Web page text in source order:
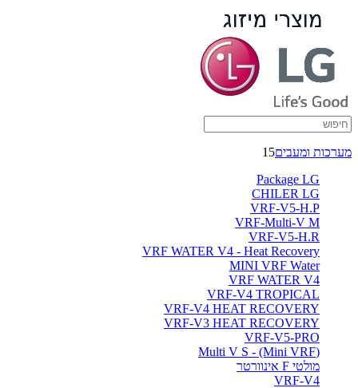
מערכות ומעבים15
Package LG
CHILER LG
VRF-V5-H.P
VRF-Multi-V M
VRF-V5-H.R
VRF WATER V4 - Heat Recovery
MINI VRF Water
VRF WATER V4
VRF-V4 TROPICAL
VRF-V4 HEAT RECOVERY
VRF-V3 HEAT RECOVERY
VRF-V5-PRO
(Multi V S - (Mini VRF
מולטי F אינוורטר
VRF-V4